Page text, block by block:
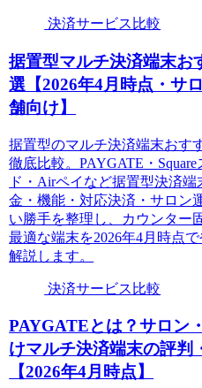
決済サービス比較
据置型マルチ決済端末お
選【2026年4月時点・サ
舗向け】
据置型のマルチ決済端末おす
徹底比較。PAYGATE・Square
ド・Airペイなど据置型決済端
金・機能・対応決済・サロン
い勝手を整理し、カウンター
最適な端末を2026年4月時点で
解説します。
決済サービス比較
PAYGATEとは？サロン
けマルチ決済端末の評判
【2026年4月時点】